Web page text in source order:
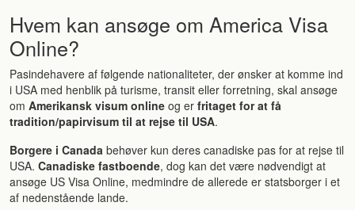
Hvem kan ansøge om America Visa
Online?
Pasindehavere af følgende nationaliteter, der ønsker at komme ind
i USA med henblik på turisme, transit eller forretning, skal ansøge
om Amerikansk visum online og er fritaget for at få
tradition/papirvisum til at rejse til USA.
Borgere i Canada behøver kun deres canadiske pas for at rejse til
USA. Canadiske fastboende, dog kan det være nødvendigt at
ansøge US Visa Online, medmindre de allerede er statsborger i et
af nedenstående lande.